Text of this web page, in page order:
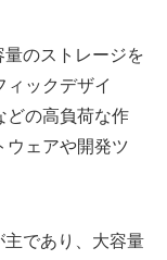
のストレージを
ィックデザイ
どの高負荷な作
ウェアや開発ツ
主であり、大容量